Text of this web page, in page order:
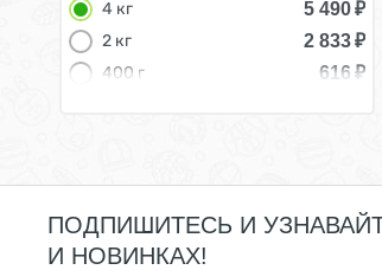
4 кг 5 490₽
2 кг
2 833₽
400 г
616 ₽
ПОДПИШИТЕСЬ И
И НОВИНКАХ!